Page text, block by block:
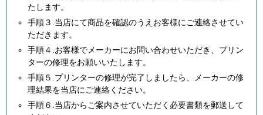
たします。
手順３.当店にて商品を確認のうえお客様にご連絡させてい
ただきます。
手順４.お客様でメーカーにお問い合わせいただき、プリン
ターの修理をお願いいたします。
手順５.プリンターの修理が完了しましたら、メーカーの修
理結果を当店にご連絡ください。
手順６.当店からご案内させていただく必要書類を郵送して